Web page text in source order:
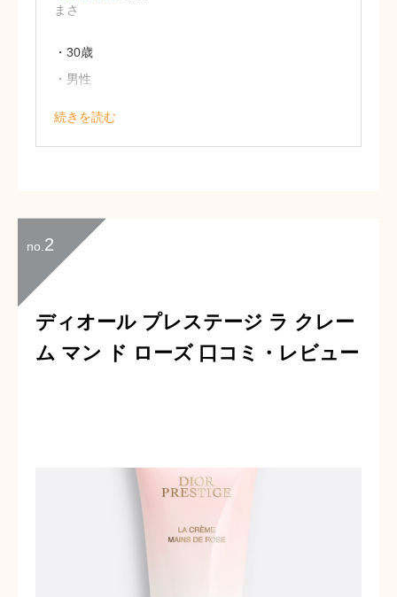
・30歳
・男性
大切にすると言ってくれたので、僕も嬉
しかったです。
続きを読む
まさ
no.2
ディオール プレステージ ラ クレー
ム マン ド ローズ 口コミ・レビュー